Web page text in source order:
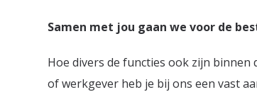
Samen met jou gaan we voor de
Hoe divers de functies ook zijn
of werkgever heb je bij ons een vast